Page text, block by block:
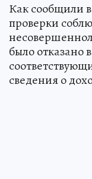
Как сообщили
проверки
было отказано
сведения о